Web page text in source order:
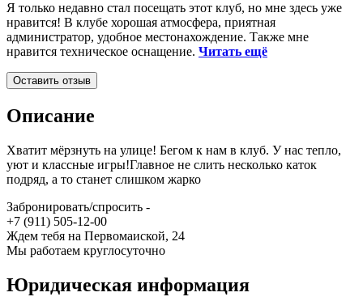
Я только недавно стал посещать этот клуб, но мне здесь уже
нравится! В клубе хорошая атмосфера, приятная
администратор, удобное местонахождение. Также мне
нравится техническое оснащение. Читать ещё
Оставить отзыв
Описание
Хватит мёрзнуть на улице! Бегом к нам в клуб. У нас тепло,
уют и классные игры!Главное не слить несколько каток
подряд, а то станет слишком жарко
Забронировать/спросить -
+7 (911) 505-12-00
Жде‌м тебя на Первомаи‌ской, 24
Мы работаем круглосуточно
Юридическая информация